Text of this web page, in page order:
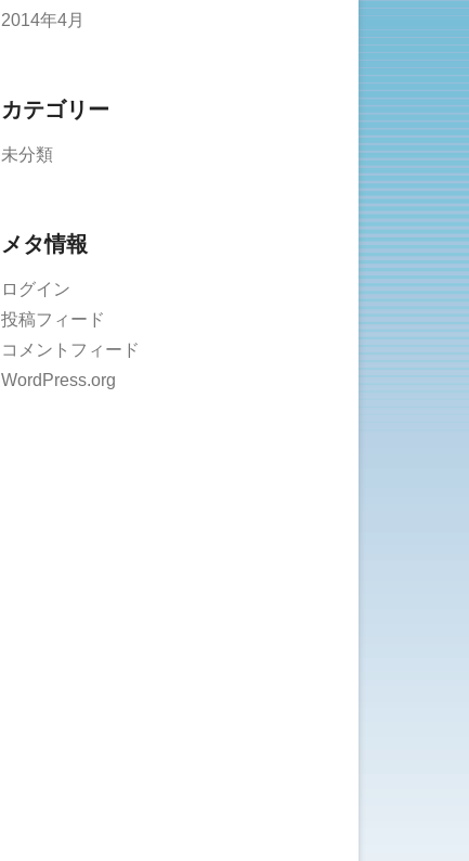
2014年4月
カテゴリー
未分類
メタ情報
ログイン
投稿フィード
コメントフィード
WordPress.org